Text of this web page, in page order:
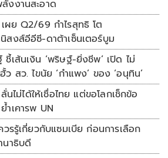
งงานสะอาด
เผย Q2/69 กำไรสุทธิ โต
สงส์อีอีซี-ดาต้าเซ็นเตอร์บูม
เส้นเงิน ‘พริษฐ์-ยิ่งชีพ’ เปิด ไม่
เกี่ยวคดีฮั้ว สว. ไขนัย ‘กำแพง’ ของ ‘อนุทิน’
นไม่ได้ให้เชื่อไทย แต่ขอโลกเช็กข้อ
ำเคารพ UN
รรู้เกี่ยวกับแซมเบีย ก่อนการเลือก
นาธิบดี